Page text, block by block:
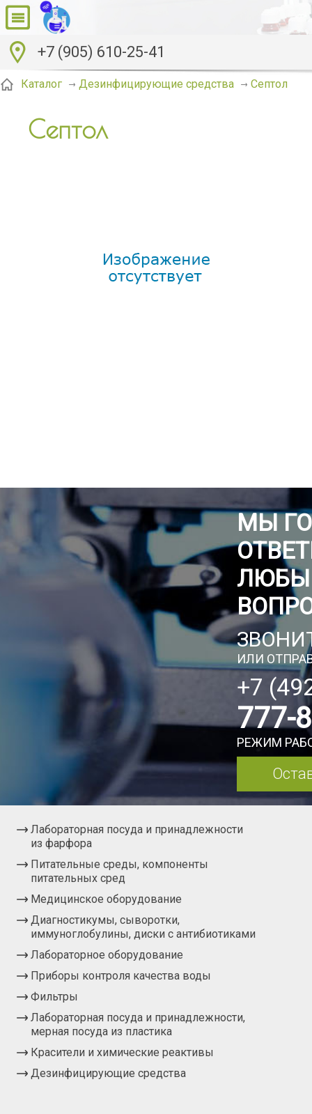
+7 (905) 610-25-41
Каталог Дезинфицирующие средства Септол
Септол
МЫ
ИЛИ
+7
777-
РЕЖИМ
Лабораторная посуда и принадлежности
из фарфора
Питательные среды, компоненты
питательных сред
Медицинское оборудование
Диагностикумы, сыворотки,
иммуноглобулины, диски с антибиотиками
Лабораторное оборудование
Приборы контроля качества воды
Фильтры
Лабораторная посуда и принадлежности,
мерная посуда из пластика
Красители и химические реактивы
Дезинфицирующие средства